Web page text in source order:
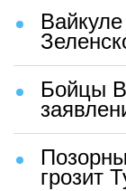
Бойцы
грозит